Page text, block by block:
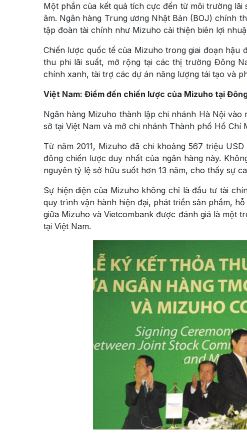
Một phần của kết quả tích cực đến từ môi trường
âm. Ngân hàng Trung ương Nhật Bản (BOJ) chính
tập đoàn tài chính như Mizuho cải thiện biên lợi
Chiến lược quốc tế của Mizuho trong giai đoạn hậu
thu phi lãi suất, mở rộng tại các thị trường Đông
chính xanh, tài trợ các dự án năng lượng tái tạo và
Việt Nam: Điểm đến chiến lược của Mizuho tại
Ngân hàng Mizuho thành lập chi nhánh Hà Nội
sở tại Việt Nam và mở chi nhánh Thành phố Hồ Chí
Từ năm 2011, Mizuho đã chi khoảng 567 triệu
đông chiến lược duy nhất của ngân hàng này.
nguyên tỷ lệ sở hữu suốt hơn 13 năm, cho thấy sự
Sự hiện diện của Mizuho không chỉ là đầu tư tài
quy trình vận hành hiện đại, phát triển sản phẩm,
giữa Mizuho và Vietcombank được đánh giá là một
tại Việt Nam.